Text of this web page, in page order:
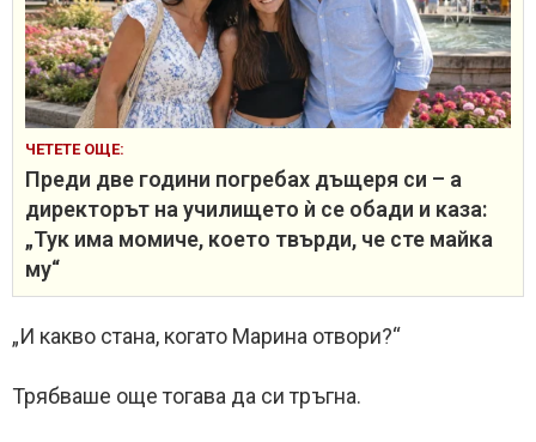
ЧЕТЕТЕ ОЩЕ:
Преди две години погребах дъщеря си – а
директорът на училището ѝ се обади и каза:
„Тук има момиче, което твърди, че сте майка
му“
„И какво стана, когато Марина отвори?“
Трябваше още тогава да си тръгна.